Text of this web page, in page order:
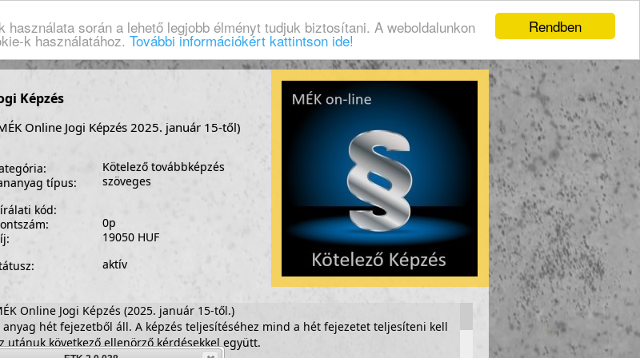
Rendben
során a lehető legjobb élményt tudjuk biztosítani. A weboldalunkon
k használatához. További információkért kattintson ide!
Képzés
Online Jogi Képzés 2025. január 15-től)
Kötelező továbbképzés
típus:
szöveges
kód:
0p
19050 HUF
aktív
Online Jogi Képzés (2025. január 15-től.)
anyag hét fejezetből áll. A képzés teljesítéséhez mind a hét fejezetet teljesíteni kell
utánuk következő ellenörző kérdésekkel együtt.